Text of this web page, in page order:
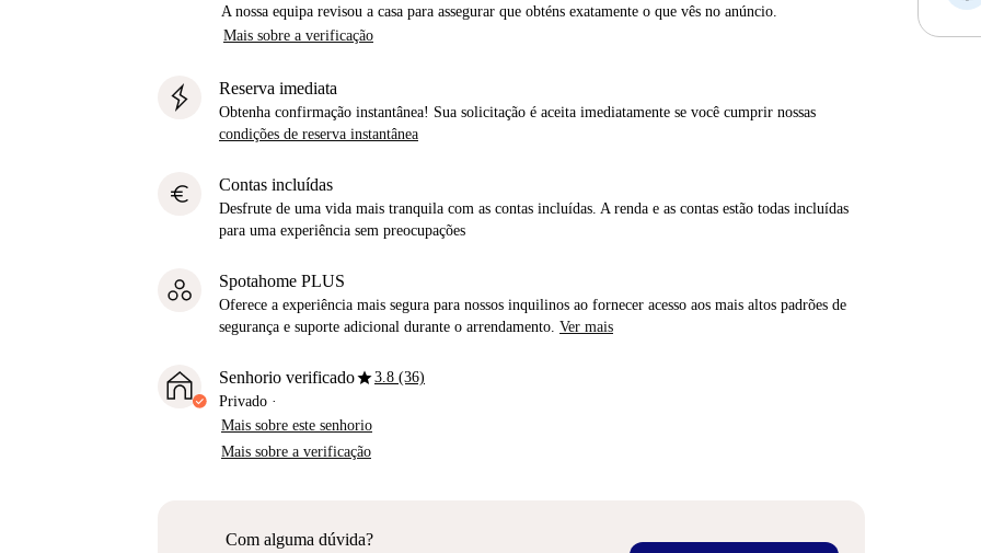
A nossa equipa revisou a casa para assegurar que obténs exatamente o que vês no anúncio.
Mais sobre a verificação
Reserva imediata
Obtenha confirmação instantânea! Sua solicitação é aceita imediatamente se você cumprir nossas
condições de reserva instantânea
euro Contas incluídas
Desfrute de uma vida mais tranquila com as contas incluídas. A renda e as contas estão todas incluídas
para uma experiência sem preocupações
Spotahome PLUS
Oferece a experiência mais segura para nossos inquilinos ao fornecer acesso aos mais altos padrões de
segurança e suporte adicional durante o arrendamento. Ver mais
Senhorio verificadostar3.8 (36)
Privado ·
Mais sobre este senhorio
Mais sobre a verificação
Com alguma dúvida?